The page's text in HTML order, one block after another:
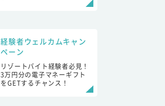
経験者ウェルカムキャン
ペーン
リゾートバイト経験者必見！
3万円分の電子マネーギフト
をGETするチャンス！